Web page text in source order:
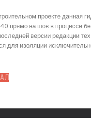
проекте данная
прямо на шов в процессе
версии редакции
изоляции